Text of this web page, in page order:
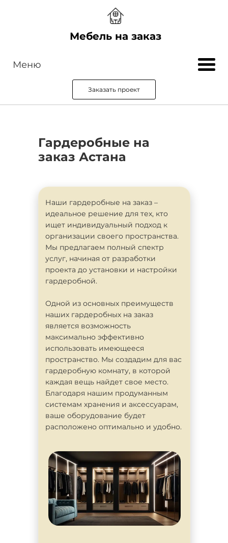
Мебель на заказ
Меню
Заказать проект
Гардеробные на
заказ Астана
Наши гардеробные на заказ –
идеальное решение для тех, кто
ищет индивидуальный подход к
организации своего пространства.
Мы предлагаем полный спектр
услуг, начиная от разработки
проекта до установки и настройки
гардеробной.
Одной из основных преимуществ
наших гардеробных на заказ
является возможность
максимально эффективно
использовать имеющееся
пространство. Мы создадим для вас
гардеробную комнату, в которой
каждая вещь найдет свое место.
Благодаря нашим продуманным
системам хранения и аксессуарам,
ваше оборудование будет
расположено оптимально и удобно.